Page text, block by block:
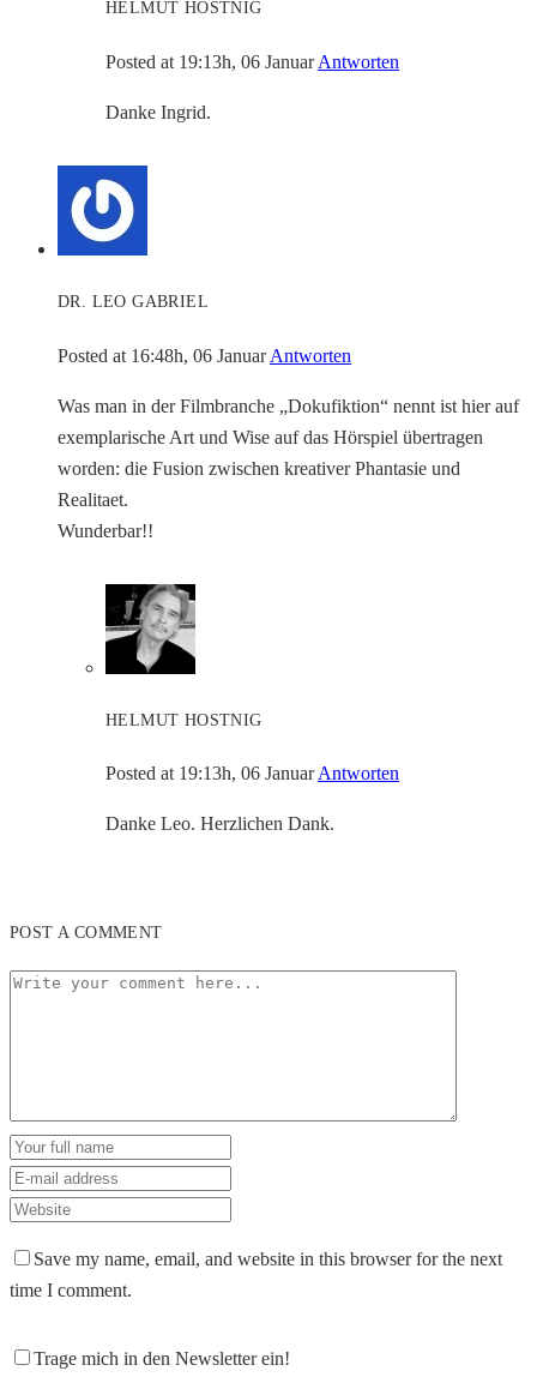
HELMUT HOSTNIG
Posted at 19:13h, 06 Januar Antworten
Danke Ingrid.
DR. LEO GABRIEL
Posted at 16:48h, 06 Januar Antworten
Was man in der Filmbranche „Dokufiktion“ nennt ist hier auf
exemplarische Art und Wise auf das Hörspiel übertragen
worden: die Fusion zwischen kreativer Phantasie und
Realitaet.
Wunderbar!!
HELMUT HOSTNIG
Posted at 19:13h, 06 Januar Antworten
Danke Leo. Herzlichen Dank.
POST A COMMENT
Save my name, email, and website in this browser for the next
time I comment.
Trage mich in den Newsletter ein!